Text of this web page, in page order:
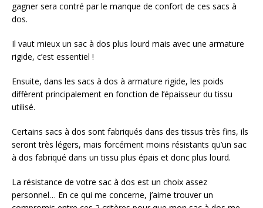
gagner sera contré par le manque de confort de ces sacs à
dos.
Il vaut mieux un sac à dos plus lourd mais avec une armature
rigide, c’est essentiel !
Ensuite, dans les sacs à dos à armature rigide, les poids
diffèrent principalement en fonction de l’épaisseur du tissu
utilisé.
Certains sacs à dos sont fabriqués dans des tissus très fins, ils
seront très légers, mais forcément moins résistants qu’un sac
à dos fabriqué dans un tissu plus épais et donc plus lourd.
La résistance de votre sac à dos est un choix assez
personnel… En ce qui me concerne, j’aime trouver un